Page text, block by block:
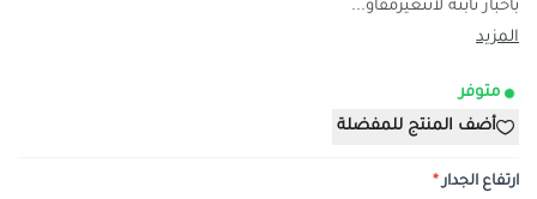
بأحبار ثابتة لاتتغيرمقاو...
المزيد
متوفر
أضف المنتج للمفضلة
ارتفاع الجدار*